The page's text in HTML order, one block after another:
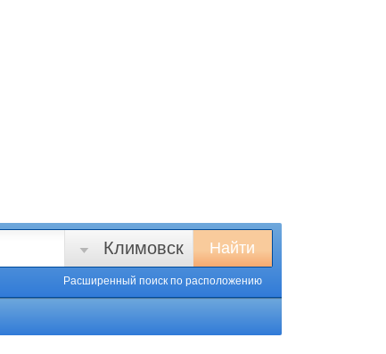
Найти
Климовск
Расширенный поиск по расположению